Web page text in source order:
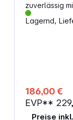
zuverlässig
Einsatz
28,8 V und
Schwarzes
Integration in das
unterstützt
Lagernd,
186,00 €
EVP**
Preise